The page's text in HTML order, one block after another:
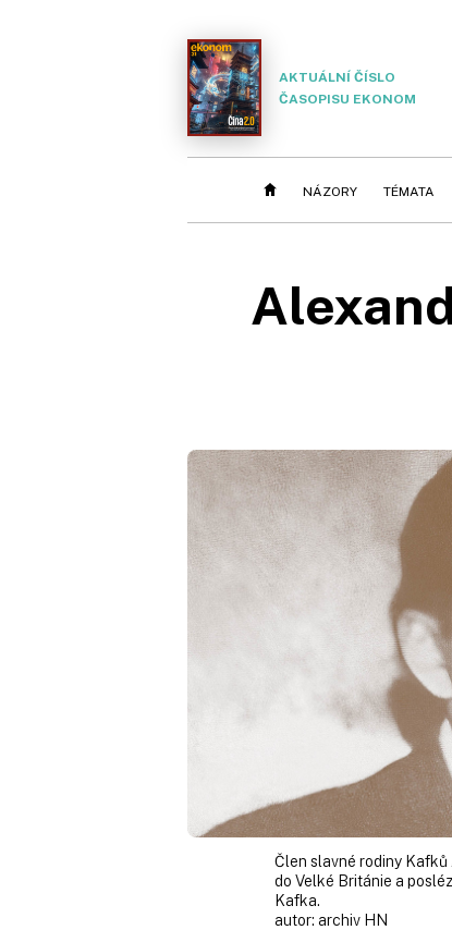
AKTUÁLNÍ ČÍSLO
ČASOPISU EKONOM
NÁZORY TÉMATA
Člen slavné rodiny
do Velké Británie a
Kafka.
autor: archiv HN